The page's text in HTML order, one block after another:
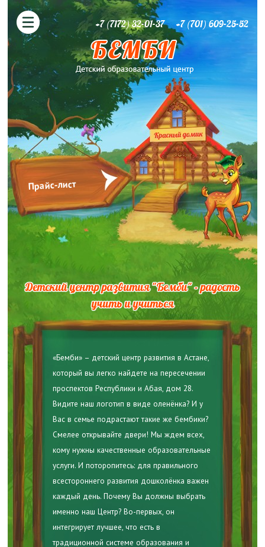
+7 (7172) 32-01-37 +7 (701) 609-25-52
Прайс-лист
Детский центр развития "Бемби" - радость
учить и учиться
«Бемби» – детский центр развития в Астане,
который вы легко найдете на пересечении
проспектов Республики и Абая, дом 28.
Видите наш логотип в виде оленёнка? И у
Вас в семье подрастают такие же бембики?
Смелее открывайте двери! Мы ждем всех,
кому нужны качественные образовательные
услуги. И поторопитесь: для правильного
всестороннего развития дошколёнка важен
каждый день. Почему Вы должны выбрать
именно наш Центр? Во-первых, он
интегрирует лучшее, что есть в
традиционной системе образования и